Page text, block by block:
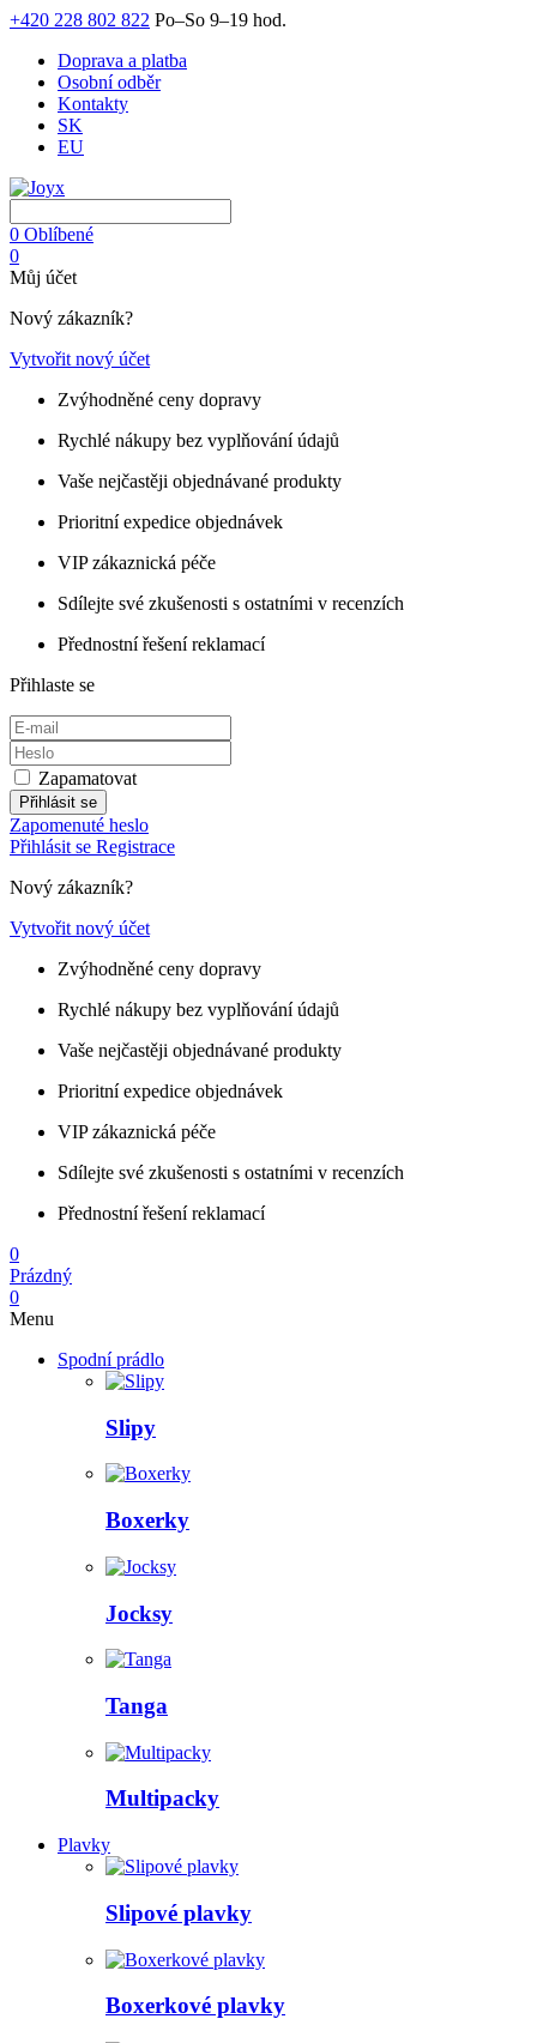
+420 228 802 822 Po–So 9–19 hod.
Doprava a platba
Osobní odběr
Kontakty
SK
EU
0 Oblíbené
0
Můj účet
Nový zákazník?
Vytvořit nový účet
Zvýhodněné ceny dopravy
Rychlé nákupy bez vyplňování údajů
Vaše nejčastěji objednávané produkty
Prioritní expedice objednávek
VIP zákaznická péče
Sdílejte své zkušenosti s ostatními v recenzích
Přednostní řešení reklamací
Přihlaste se
Zapamatovat
Přihlásit se
Zapomenuté heslo
Přihlásit se Registrace
Nový zákazník?
Vytvořit nový účet
Zvýhodněné ceny dopravy
Rychlé nákupy bez vyplňování údajů
Vaše nejčastěji objednávané produkty
Prioritní expedice objednávek
VIP zákaznická péče
Sdílejte své zkušenosti s ostatními v recenzích
Přednostní řešení reklamací
0
Prázdný
0
Menu
Spodní prádlo
Slipy
Boxerky
Jocksy
Tanga
Multipacky
Plavky
Slipové plavky
Boxerkové plavky